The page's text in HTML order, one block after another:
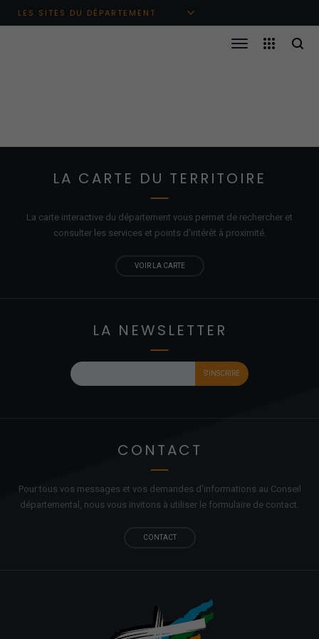
Aller au menu principal
Aller au contenu
Aller à la recherche
LES SITES DU DÉPARTEMENT
LA CARTE DU TERRITOIRE
La carte interactive du département vous permet de rechercher et
consulter les services et points d'intérêt à proximité.
VOIR LA CARTE
LA NEWSLETTER
CONTACT
Pour tous vos messages et vos demandes d'informations au Conseil
départemental, nous vous invitons à utiliser le formulaire de contact.
CONTACT